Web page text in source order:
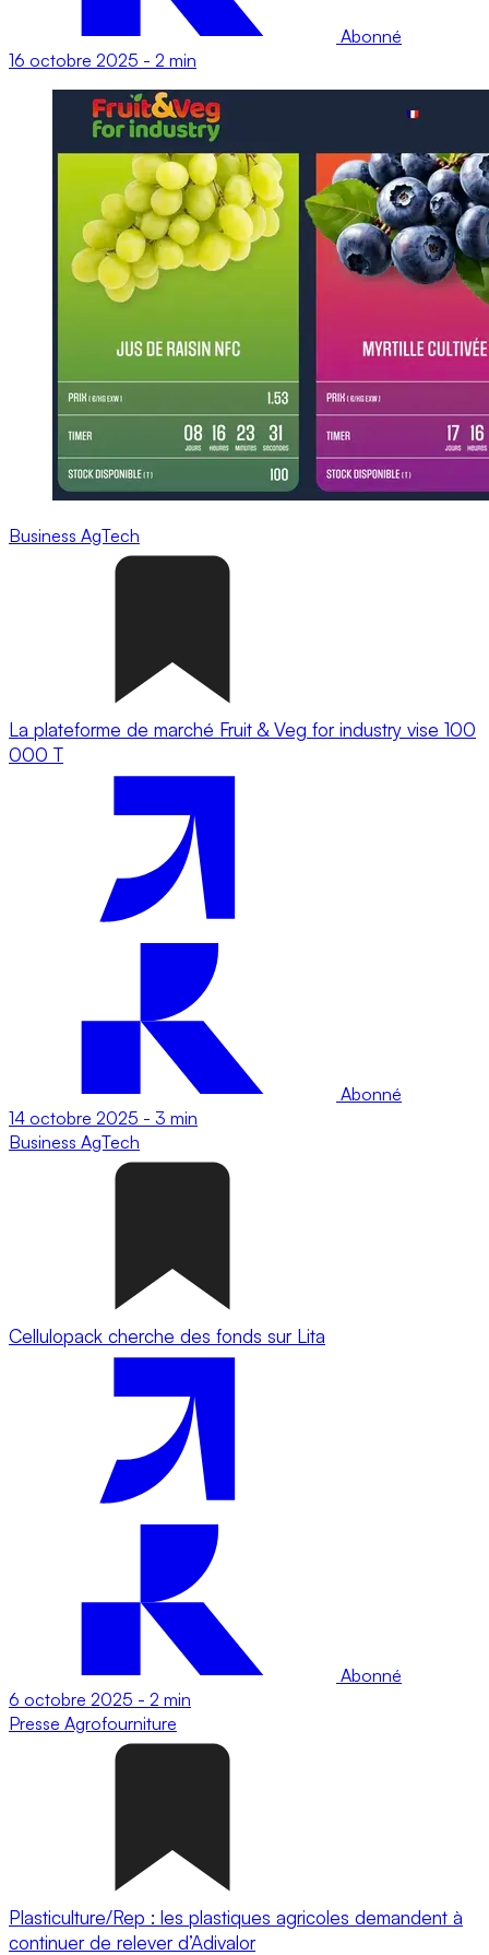
Abonné
16 octobre 2025 - 2 min
Business AgTech
La plateforme de marché Fruit & Veg for industry vise 100
000 T
Abonné
14 octobre 2025 - 3 min
Business AgTech
Cellulopack cherche des fonds sur Lita
Abonné
6 octobre 2025 - 2 min
Presse Agrofourniture
Plasticulture/Rep : les plastiques agricoles demandent à
continuer de relever d’Adivalor